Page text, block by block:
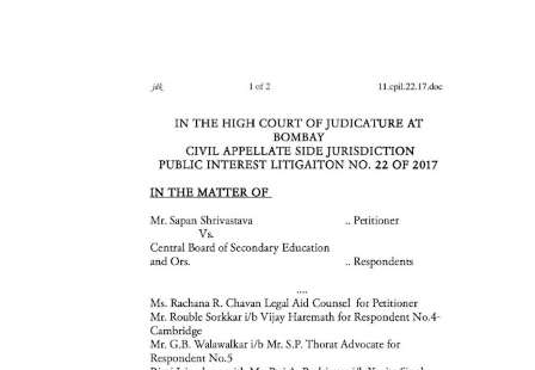
S.G.Tapal 9867799425 24157568 9 16/A SHINDEWADI Mr.
M.S. Dhawle 9967244987 24127714 10 17/A DHARAVI Mr.
Pradeep Gaikwad 9892801180 24075209 11 18/A DADAR Mr.
Ashok Kalangde 8450925133 24386566 12 19/A SHIVAJIPARK
Mr. Vinayak Nikam 9867798142 24453336 13 20/A JAMBORI
MAIDAN Mr.S.R.Koli 9323359323 24935052 14 21/A JAMBORI
MAIDAN Mr. S.M. kokre 9967465481 24935054 15 22/D
BANDRA (W) Mr. Raju Gaikwad 9324361007 26423961 16
23/D SANTACRUZ Mr.Manohar Tandale (ARO) 9594450505